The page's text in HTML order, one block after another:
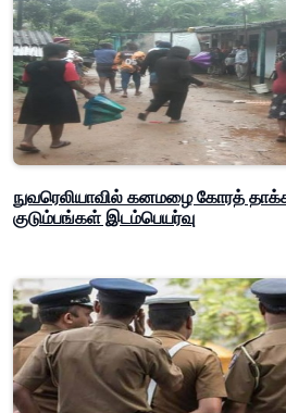
நுவரெலியாவில் கனமழை கோரத்
குடும்பங்கள் இடம்பெயர்வு